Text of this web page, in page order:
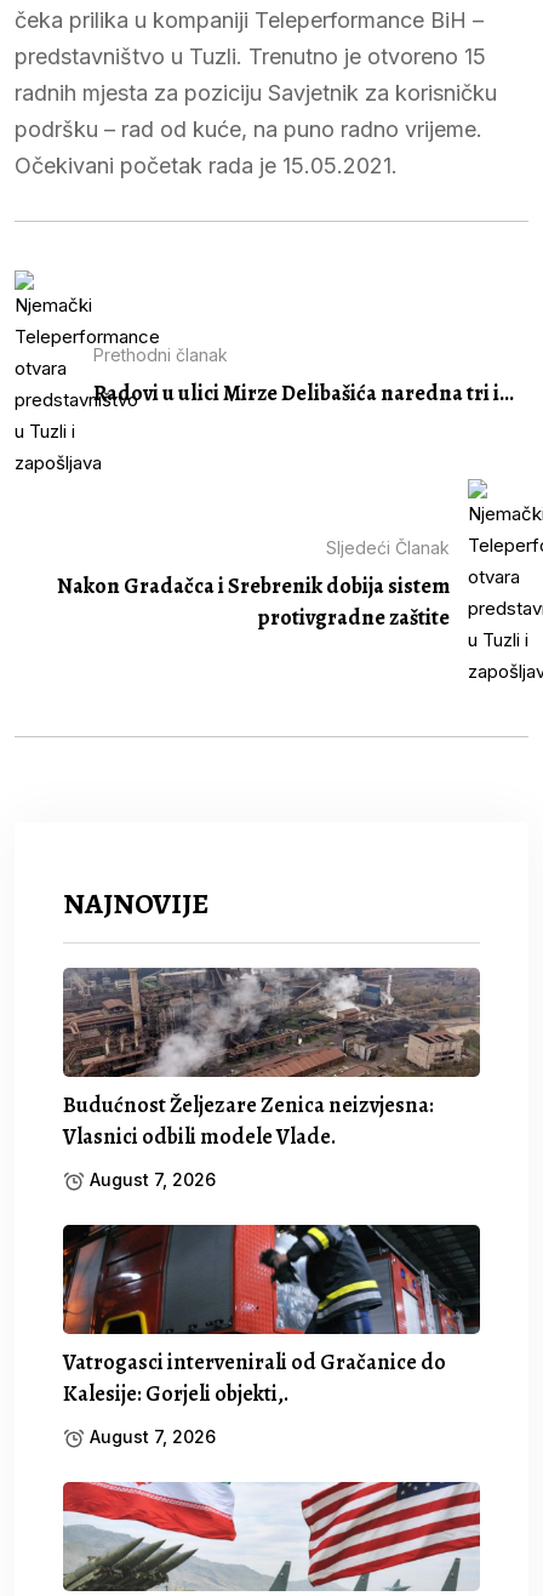
čeka prilika u kompaniji Teleperformance BiH –
predstavništvo u Tuzli. Trenutno je otvoreno 15
radnih mjesta za poziciju Savjetnik za korisničku
podršku – rad od kuće, na puno radno vrijeme.
Očekivani početak rada je 15.05.2021.
Prethodni članak
Radovi u ulici Mirze Delibašića naredna tri i...
Sljedeći Članak
Nakon Gradačca i Srebrenik dobija sistem
protivgradne zaštite
NAJNOVIJE
Budućnost Željezare Zenica neizvjesna:
Vlasnici odbili modele Vlade.
August 7, 2026
Vatrogasci intervenirali od Gračanice do
Kalesije: Gorjeli objekti,.
August 7, 2026